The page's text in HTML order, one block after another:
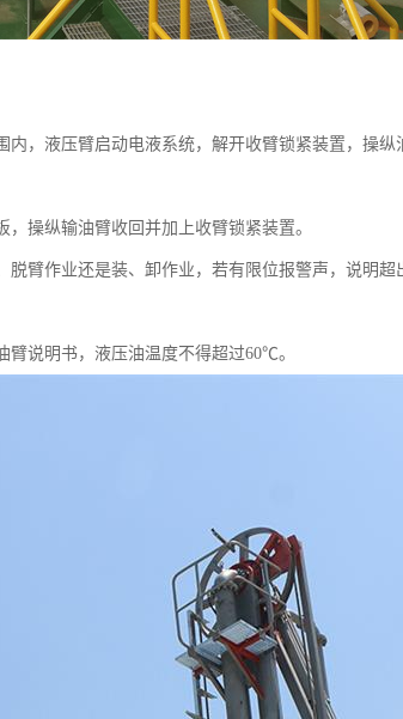
，液压臂启动电液系统，解开收臂锁紧装置，操纵
操纵输油臂收回并加上收臂锁紧装置。
臂作业还是装、卸作业，若有限位报警声，说明超
说明书，液压油温度不得超过60℃。